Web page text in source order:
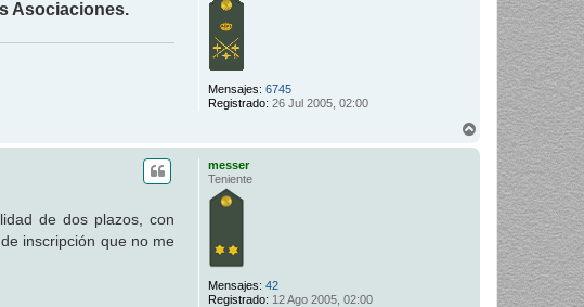
Mensajes: 6745
Registrado: 26 Jul 2005, 02:00
Asociaciones.
messer
Teniente
Mensajes: 42
Registrado: 12 Ago 2005, 02:00
de dos plazos, con
inscripción que no me